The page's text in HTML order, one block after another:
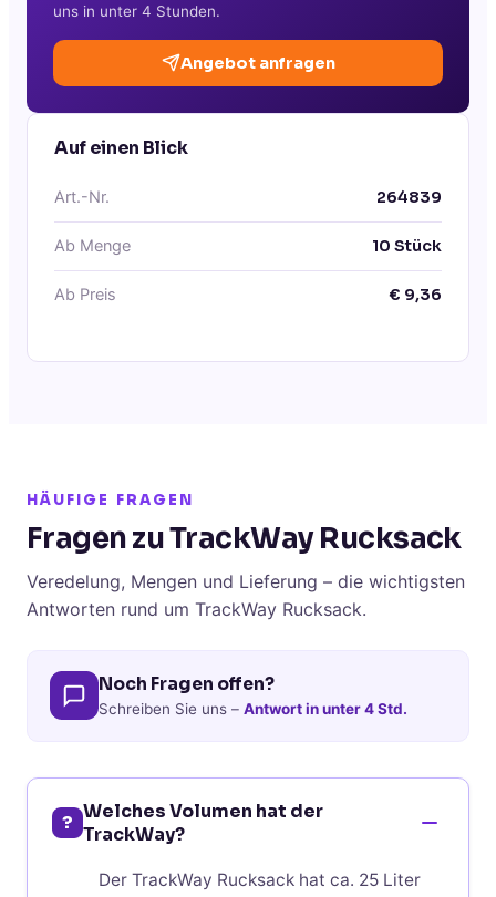
uns in unter 4 Stunden.
Angebot anfragen
Auf einen Blick
Art.-Nr. 264839
Ab Menge 10 Stück
Ab Preis € 9,36
HÄUFIGE FRAGEN
Fragen zu TrackWay Rucksack
Veredelung, Mengen und Lieferung – die wichtigsten
Antworten rund um TrackWay Rucksack.
Noch Fragen offen?
Schreiben Sie uns – Antwort in unter 4 Std.
? Welches Volumen hat der
TrackWay?
Der TrackWay Rucksack hat ca. 25 Liter